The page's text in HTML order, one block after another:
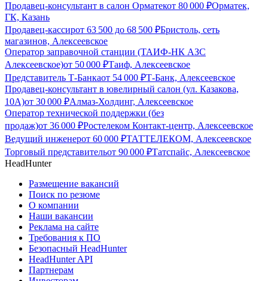
Продавец-консультант в салон Орматекот 80 000 ₽Орматек,
ГК, Казань
Продавец-кассирот 63 500 до 68 500 ₽Бристоль, сеть
магазинов, Алексеевское
Оператор заправочной станции (ТАИФ-НК АЗС
Алексеевское)от 50 000 ₽Таиф, Алексеевское
Представитель Т-Банкаот 54 000 ₽Т-Банк, Алексеевское
Продавец-консультант в ювелирный салон (ул. Казакова,
10А)от 30 000 ₽Алмаз-Холдинг, Алексеевское
Оператор технической поддержки (без
продаж)от 36 000 ₽Ростелеком Контакт-центр, Алексеевское
Ведущий инженерот 60 000 ₽ТАТТЕЛЕКОМ, Алексеевское
Торговый представительот 90 000 ₽Татспайс, Алексеевское
HeadHunter
Размещение вакансий
Поиск по резюме
О компании
Наши вакансии
Реклама на сайте
Требования к ПО
Безопасный HeadHunter
HeadHunter API
Партнерам